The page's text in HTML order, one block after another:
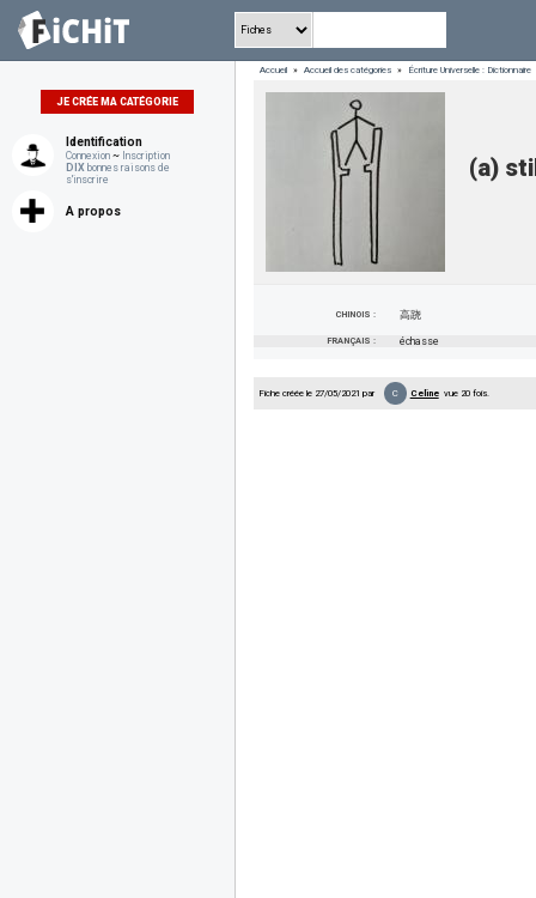
JE CRÉE MA CATÉGORIE
Identification
Connexion ~ Inscription
DIX bonnes raisons de
s'inscrire
A propos
Accueil » Accueil des catégories » Écriture Universelle : Dictionnaire
(a)
CHINOIS : 高跷
FRANÇAIS : échasse
Fiche créée le 27/05/2021 par C Celinevue 20 fois.